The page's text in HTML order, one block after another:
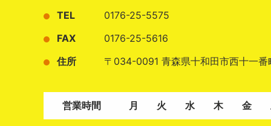
TEL
0176-25-5575
FAX
0176-25-5616
住所
〒034-0091 青森県十和田市西十一
営業時間 月 火 水 木 金